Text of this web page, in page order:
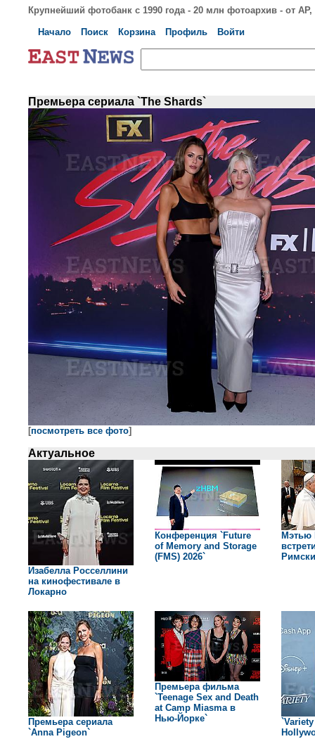
Крупнейший фотобанк с 1990 года - 20 млн фотоархив - от
Начало Поиск Корзина Профиль Войти
Премьера сериала `The Shards`
[посмотреть все фото]
Актуальное
Изабелла Росселлини
на кинофестивале в
Локарно
Конференция `Future
of Memory and Storage
(FMS) 2026`
Мэтью
Премьера сериала
`Anna Pigeon`
Премьера фильма
`Teenage Sex and Death
at Camp Miasma в
Нью-Йорке`